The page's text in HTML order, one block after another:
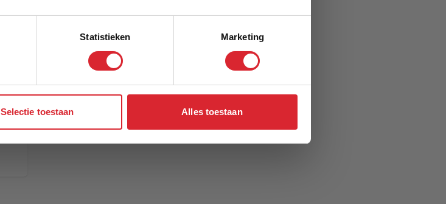
Statistieken Marketing
Selectie toestaan Alles toestaan